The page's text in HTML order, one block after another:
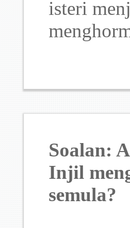
isteri
Soalan:
Injil
semula?